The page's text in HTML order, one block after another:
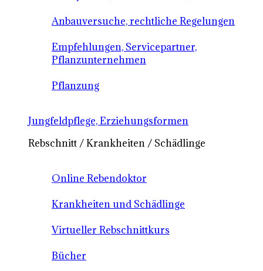
Anbauversuche, rechtliche Regelungen
Empfehlungen, Servicepartner,
Pflanzunternehmen
Pflanzung
Jungfeldpflege, Erziehungsformen
Rebschnitt / Krankheiten / Schädlinge
Online Rebendoktor
Krankheiten und Schädlinge
Virtueller Rebschnittkurs
Bücher